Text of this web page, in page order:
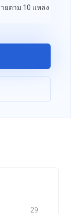
ยตาม 10 แหล่ง
29